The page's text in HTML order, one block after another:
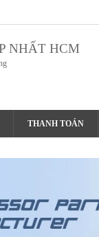
NHẤT HCM
THANH TOÁN